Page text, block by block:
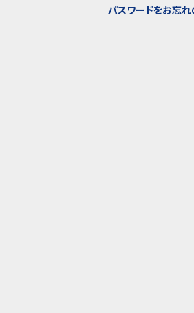
パスワードをお忘れ